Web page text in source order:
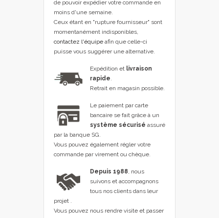
de pouvoir expédier votre commande en
moins d'une semaine.
Ceux étant en "rupture fournisseur" sont
momentanément indisponibles,
contactez l'équipe afin que celle-ci
puisse vous suggérer une alternative.
Expédition et livraison
rapide
Retrait en magasin possible.
Le paiement par carte
bancaire se fait grâce à un
système sécurisé assuré
par la banque SG.
Vous pouvez également régler votre
commande par virement ou chèque.
Depuis 1988 , nous
suivons et accompagnons
tous nos clients dans leur
projet .
Vous pouvez nous rendre visite et passer